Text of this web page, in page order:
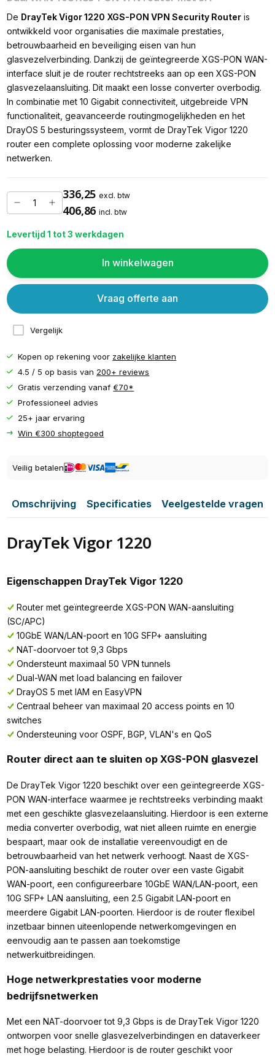
De DrayTek Vigor 1220 XGS-PON VPN Security Routeris
ontwikkeld voor organisaties die maximale prestaties,
betrouwbaarheid en beveiliging eisen van hun
glasvezelverbinding. Dankzij de geïntegreerde XGS-PON WAN-
interface sluit je de router rechtstreeks aan op een XGS-PON
glasvezelaansluiting. Dit maakt een losse converter overbodig.
In combinatie met 10 Gigabit connectiviteit, uitgebreide VPN
functionaliteit, geavanceerde routingmogelijkheden en het
DrayOS 5 besturingssysteem, vormt de DrayTek Vigor 1220
router een complete oplossing voor moderne zakelijke
netwerken.
336,25 excl. btw
406,86 incl. btw
Levertijd 1 tot 3 werkdagen
In winkelwagen
Vergelijk
Vraag offerte aan
Kopen op rekening voor zakelijke klanten
4.5 / 5 op basis van 200+ reviews
Gratis verzending vanaf€70*
Professioneel advies
25+ jaar ervaring
Win €300 shoptegoed
Veilig betalen
Omschrijving Specificaties Veelgestelde vragen
DrayTek Vigor 1220
Eigenschappen DrayTek Vigor 1220
Router met geïntegreerde XGS-PON WAN-aansluiting
(SC/APC)
10GbE WAN/LAN-poort en 10G SFP+ aansluiting
NAT-doorvoer tot 9,3 Gbps
Ondersteunt maximaal 50 VPN tunnels
Dual-WAN met load balancing en failover
DrayOS 5 met IAM en EasyVPN
Centraal beheer van maximaal 20 access points en 10
switches
Ondersteuning voor OSPF, BGP, VLAN's en QoS
Router direct aan te sluiten op XGS-PON glasvezel
De DrayTek Vigor 1220 beschikt over een geïntegreerde XGS-
PON WAN-interface waarmee je rechtstreeks verbinding maakt
met een geschikte glasvezelaansluiting. Hierdoor is een externe
media converter overbodig, wat niet alleen ruimte en energie
bespaart, maar ook de installatie vereenvoudigt en de
betrouwbaarheid van het netwerk verhoogt. Naast de XGS-
PON-aansluiting beschikt de router over een vaste Gigabit
WAN-poort, een configureerbare 10GbE WAN/LAN-poort, een
10G SFP+ LAN aansluiting, een 2.5 Gigabit LAN-poort en
meerdere Gigabit LAN-poorten. Hierdoor is de router flexibel
inzetbaar binnen uiteenlopende netwerkomgevingen en
eenvoudig aan te passen aan toekomstige
netwerkuitbreidingen.
Hoge netwerkprestaties voor moderne
bedrijfsnetwerken
Met een NAT-doorvoer tot 9,3 Gbps is de DrayTek Vigor 1220
ontworpen voor snelle glasvezelverbindingen en dataverkeer
met hoge belasting. Hierdoor is de router geschikt voor